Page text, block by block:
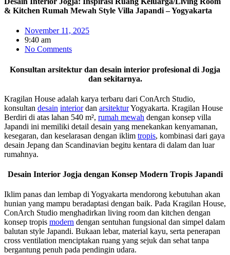
& Kitchen Rumah Mewah Style Villa Japandi – Yogyakarta
November 11, 2025
9:40 am
No Comments
Konsultan arsitektur dan desain interior profesional di Jogja
dan sekitarnya.
Kragilan House adalah karya terbaru dari ConArch Studio,
konsultan desain interiordan arsitekturYogyakarta. Kragilan House
Berdiri di atas lahan 540 m², rumah mewah dengan konsep villa
Japandi ini memiliki detail desain yang menekankan kenyamanan,
kesegaran, dan keselarasan dengan iklim tropis, kombinasi dari gaya
desain Jepang dan Scandinavian begitu kentara di dalam dan luar
rumahnya.
Desain Interior Jogja dengan Konsep Modern Tropis Japandi
Iklim panas dan lembap di Yogyakarta mendorong kebutuhan akan
hunian yang mampu beradaptasi dengan baik. Pada Kragilan House,
ConArch Studio menghadirkan living room dan kitchen dengan
konsep tropis modern dengan sentuhan fungsional dan simpel dalam
balutan style Japandi. Bukaan lebar, material kayu, serta penerapan
cross ventilation menciptakan ruang yang sejuk dan sehat tanpa
bergantung penuh pada pendingin udara.